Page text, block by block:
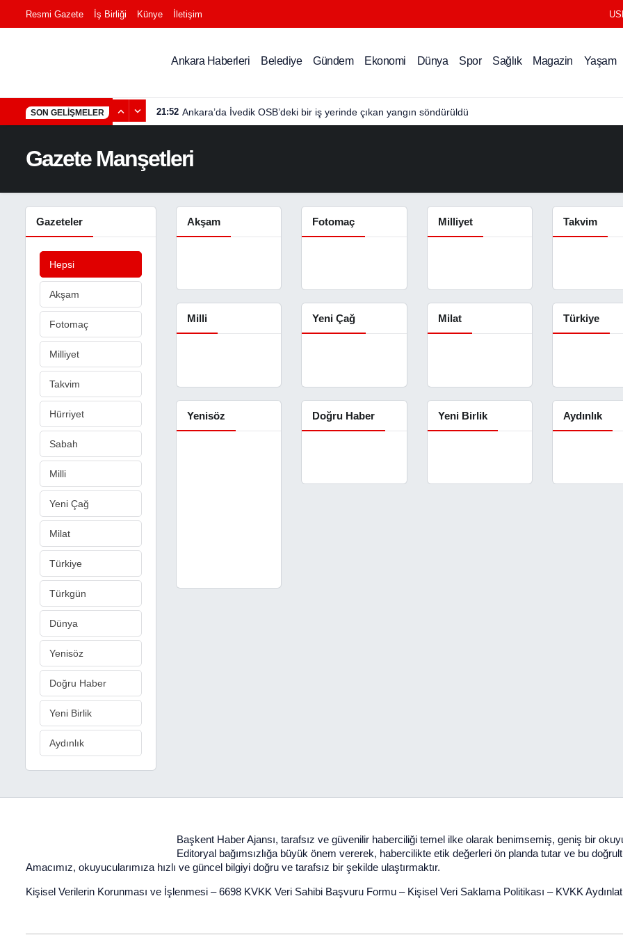
Resmi Gazete İş Birliği Künye İletişim
Ankara Haberleri Belediye Gündem Ekonomi Dünya Spor Sağlık Magazin Yaşam
SON GELIŞMELER 21:52 Ankara’da İvedik OSB’deki bir iş yerinde çıkan yangın söndürüldü
Gazete Manşetleri
Gazeteler
Hepsi
Akşam
Fotomaç
Milliyet
Takvim
Hürriyet
Sabah
Milli
Yeni Çağ
Milat
Türkiye
Türkgün
Dünya
Yenisöz
Doğru Haber
Yeni Birlik
Aydınlık
Akşam Fotomaç Milliyet Takvim
Milli Yeni Çağ Milat Türkiye
Yenisöz Doğru Haber Yeni Birlik Aydınlık
Başkent Haber Ajansı, tarafsız ve güvenilir haberciliği temel ilke olarak benimsemiş, geniş bir
Editoryal bağımsızlığa büyük önem vererek, habercilikte etik değerleri ön planda tutar ve bu
Amacımız, okuyucularımıza hızlı ve güncel bilgiyi doğru ve tarafsız bir şekilde ulaştırmaktır.
Kişisel Verilerin Korunması ve İşlenmesi –6698 KVKK Veri Sahibi Başvuru Formu – Kişisel Veri Saklama Politikası – KVKK